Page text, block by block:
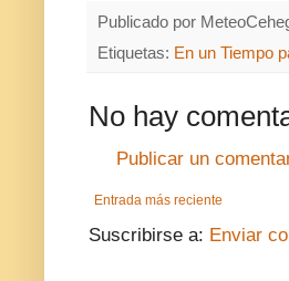
Publicado por
Etiquetas: En un Tiempo
No hay
Publicar un
Entrada más reciente
Suscribirse a: Enviar